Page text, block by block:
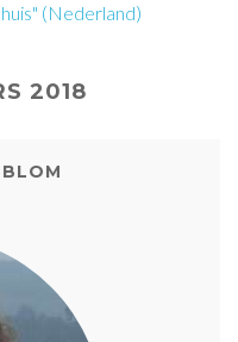
(Nederland)
2018